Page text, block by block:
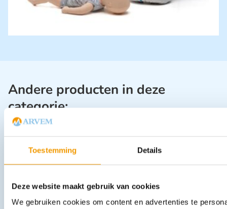
Toestemming Details
Deze website maakt gebruik van cookies
We gebruiken cookies om content en advertenties te
Andere producten in deze
categorie: